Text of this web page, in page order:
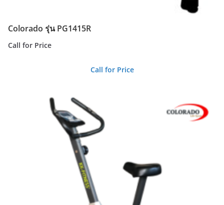
Colorado รุ่น PG1415R
Call for Price
Call for Price